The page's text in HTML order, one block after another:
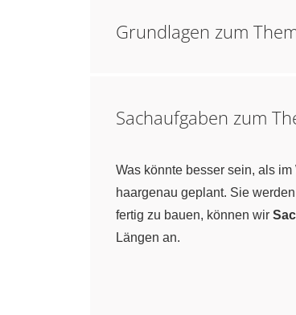
Grundlagen zum
Sachaufgaben zum
Was könnte besser sein, als
haargenau geplant. Sie
fertig zu bauen, können wir
Längen an.